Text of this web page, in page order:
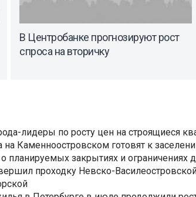
В Центробанке прогнозируют рост
спроса на вторичку
лидеры по росту цен на строящиеся
на Каменноостровском готовят к
планируемых закрытиях и ограничениях
проходку Невско-